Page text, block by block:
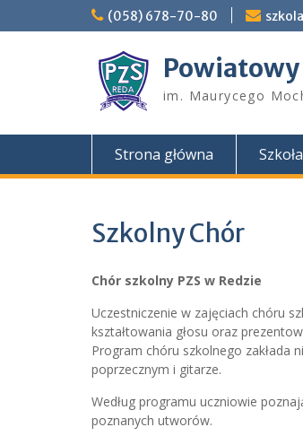
to
(058) 678-70-80
Powiatowy
im. Maurycego
Strona główna Szkoła
Szkolny Chór
Chór szkolny PZS w Redzie
Uczestniczenie w zajęciach chóru
kształtowania głosu oraz
Program chóru szkolnego zakłada
poprzecznym i gitarze.
Według programu uczniowie
poznanych utworów.